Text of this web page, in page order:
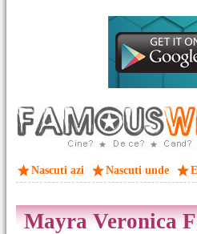
Nascuti azi Nascuti unde
Mayra Veronica